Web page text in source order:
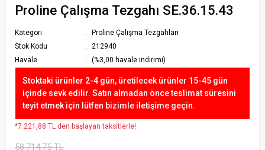
Proline Çalışma Tezgahı SE.36.15.43
Kategori
Proline Çalışma Tezgahları
Stok Kodu
212940
Havale
(%3,00 havale indirimi)
Stoktaki ürünler 2-4 gün, üretilecek ürünler 15-45 gün
içinde sevk edilir. Satın almadan önce teslimat süresini
teyit etmek için lütfen bizimle iletişime geçin.
*7.221,88 TL den başlayan taksitlerle!
58.714,75 TL